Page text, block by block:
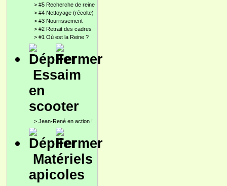
> #5 Recherche de reine
> #4 Nettoyage (récolte)
> #3 Nourrissement
> #2 Retrait des cadres
> #1 Où est la Reine ?
Essaim
en
scooter
> Jean-René en action !
Matériels
apicoles